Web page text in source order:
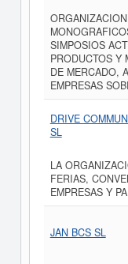
SIMPOSIOS
PRODUCTOS Y
DE MERCADO,
EMPRESAS
DRIVE
SL
LA
FERIAS,
EMPRESAS Y
JAN BCS SL